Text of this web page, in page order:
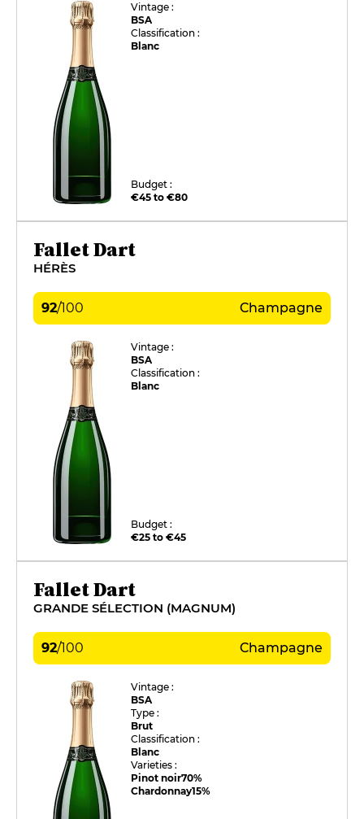
Vintage :
BSA
Classification :
Blanc
Budget :
€45 to €80
Fallet Dart
HÉRÈS
92/100 Champagne
Vintage :
BSA
Classification :
Blanc
Budget :
€25 to €45
Fallet Dart
GRANDE SÉLECTION (MAGNUM)
92/100 Champagne
Vintage :
BSA
Type :
Brut
Classification :
Blanc
Varieties :
Pinot noir70%
Chardonnay15%